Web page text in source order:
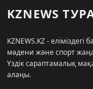
KZNEWS
KZNEWS.KZ -
мәдени және спорт
Үздік сараптамалық
алаңы.